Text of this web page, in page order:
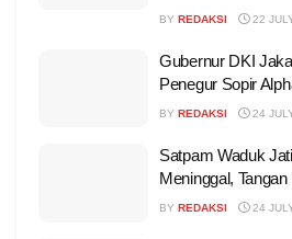
BY REDAKSI 22
Gubernur DKI
Penegur Sopir
BY REDAKSI 24
Satpam Waduk
Meninggal, Tangan
BY REDAKSI 24